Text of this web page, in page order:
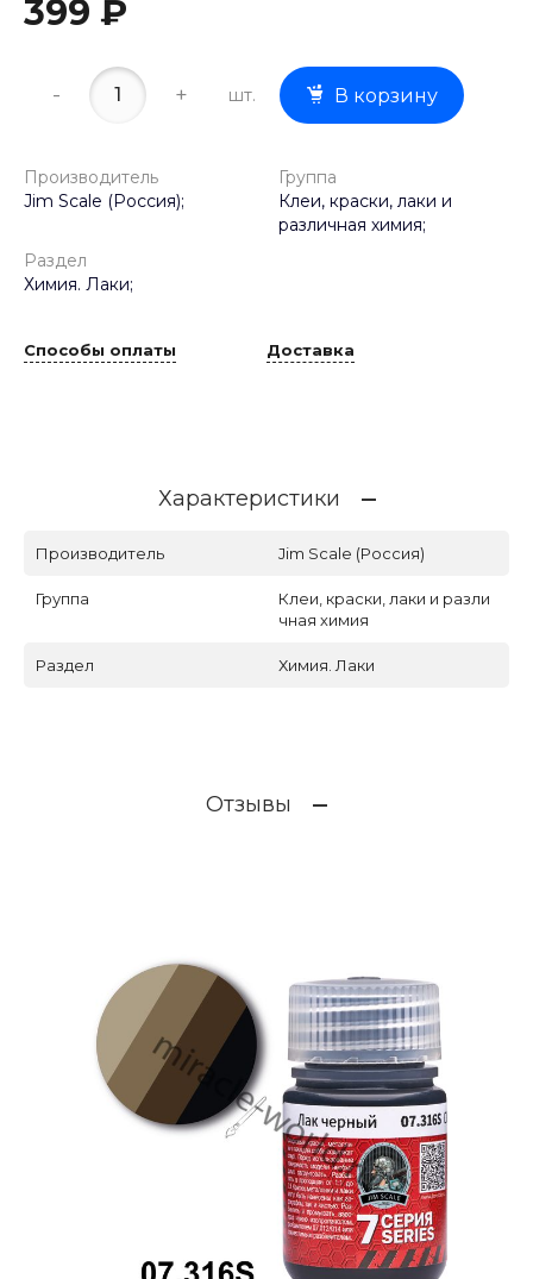
399 ₽
- + шт. В корзину
Производитель
Jim Scale (Россия);
Группа
Клеи, краски, лаки и
различная химия;
Раздел
Химия. Лаки;
Способы оплаты Доставка
Характеристики
Производитель Jim Scale (Россия)
Группа
Клеи, краски, лаки и разли
чная химия
Раздел Химия. Лаки
Отзывы